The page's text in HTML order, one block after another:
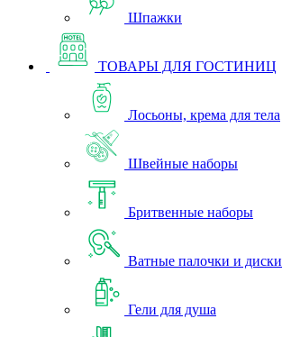
Шпажки
ТОВАРЫ ДЛЯ ГОСТИНИЦ
Лосьоны, крема для тела
Швейные наборы
Бритвенные наборы
Ватные палочки и диски
Гели для душа